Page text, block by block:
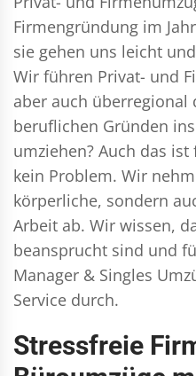
Firmengründung im
sie gehen uns leicht
Wir führen Privat- und
aber auch überregional
beruflichen Gründen
umziehen? Auch das
kein Problem. Wir
körperliche, sondern
Arbeit ab. Wir wissen,
beansprucht sind und
Manager & Singles
Service durch.
Stressfreie